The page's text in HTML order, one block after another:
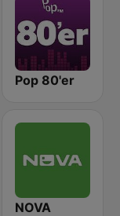
Pop 80'er
NOVA